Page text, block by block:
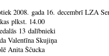
2008. gada 16. decembrī LZA
plkst. 14.00
13 dalībnieki
Valentīna Skujiņa
Anita Ščucka